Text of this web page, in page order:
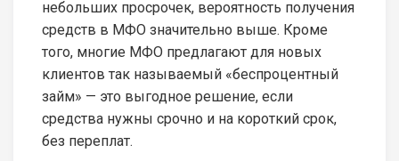
небольших просрочек, вероятность получения
средств в МФО значительно выше. Кроме
того, многие МФО предлагают для новых
клиентов так называемый «беспроцентный
займ» — это выгодное решение, если
средства нужны срочно и на короткий срок,
без переплат.